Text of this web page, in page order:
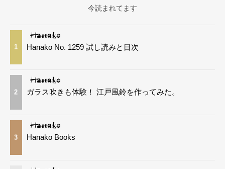
今読まれてます
1 Hanako No. 1259 試し読みと目次
2 ガラス吹きも体験！ 江戸風鈴を作ってみた。
3 Hanako Books